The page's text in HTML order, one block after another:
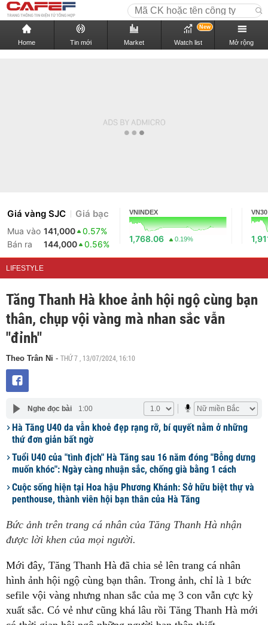
Home Tin mới Market Watch list
New
Mở rộng
Giá vàng SJC Giá bạc
Mua vào 141,000
0.57%
Bán ra
144,000 0.56%
VNINDEX
1,768.06 0.19%
VN30
LIFESTYLE
Tăng Thanh Hà khoe ảnh hội ngộ cùng bạn
thân, chụp vội vàng mà nhan sắc vẫn
"đỉnh"
Theo Trân Ni - THỨ 7 , 13/07/2024, 16:10
Nghe đọc bài 1:00
Hà Tăng U40 da vẫn khoẻ đẹp rạng rỡ, bí quyết nằm ở những
thứ đơn giản bất ngờ
Tuổi U40 của "tình địch" Hà Tăng sau 16 năm đóng "Bỗng dưng
muốn khóc": Ngày càng nhuận sắc, chống già bằng 1 cách
Cuộc sống hiện tại Hoa hậu Phương Khánh: Sở hữu biệt thự và
penthouse, thành viên hội bạn thân của Hà Tăng
Bức ảnh trên trang cá nhân của Tăng Thanh Hà nhận
được lời khen của mọi người.
Mới đây, Tăng Thanh Hà đã chia sẻ lên trang cá nhân
hình ảnh hội ngộ cùng bạn thân. Trong ảnh, chỉ là 1 bức
sefile vội vàng nhưng nhan sắc của mẹ 3 con vẫn cực kỳ
xuất sắc. Có vẻ như cũng khá lâu rồi Tăng Thanh Hà mới